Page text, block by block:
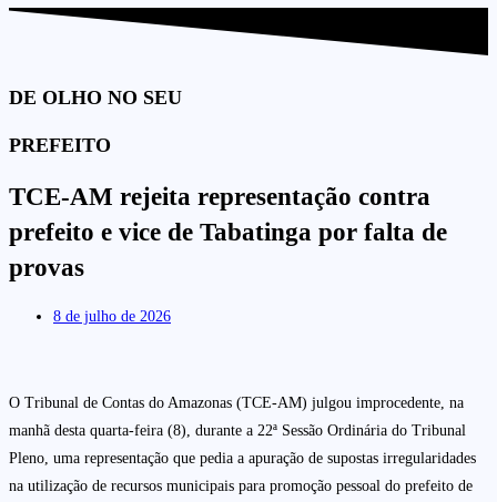
DE OLHO NO SEU
PREFEITO
TCE-AM rejeita representação contra
prefeito e vice de Tabatinga por falta de
provas
8 de julho de 2026
O Tribunal de Contas do Amazonas (TCE-AM) julgou improcedente, na
manhã desta quarta-feira (8), durante a 22ª Sessão Ordinária do Tribunal
Pleno, uma representação que pedia a apuração de supostas irregularidades
na utilização de recursos municipais para promoção pessoal do prefeito de